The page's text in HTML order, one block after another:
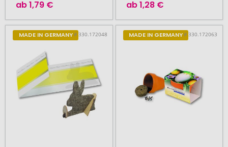
ab1,79 € ab1,28 €
MADE IN GERMANY# 330.172048 MADE IN GERMANY# 330.172063